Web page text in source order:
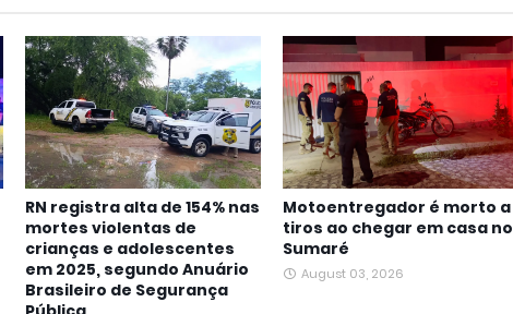
RN registra alta de 154% nas
mortes violentas de
crianças e adolescentes
em 2025, segundo Anuário
Brasileiro de Segurança
Motoentregador é morto a
tiros ao chegar em casa no
Sumaré
August 03, 2026